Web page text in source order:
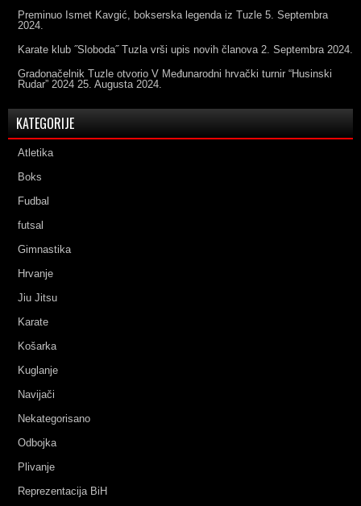
Preminuo Ismet Kavgić, bokserska legenda iz Tuzle 5. Septembra
2024.
Karate klub ˝Sloboda˝ Tuzla vrši upis novih članova 2. Septembra 2024.
Gradonačelnik Tuzle otvorio V Međunarodni hrvački turnir “Husinski
Rudar” 2024 25. Augusta 2024.
KATEGORIJE
Atletika
Boks
Fudbal
futsal
Gimnastika
Hrvanje
Jiu Jitsu
Karate
Košarka
Kuglanje
Navijači
Nekategorisano
Odbojka
Plivanje
Reprezentacija BiH